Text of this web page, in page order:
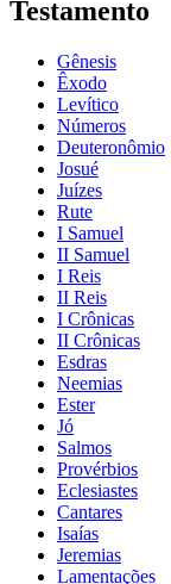
Testamento
Gênesis
Êxodo
Levítico
Números
Deuteronômio
Josué
Juízes
Rute
I Samuel
II Samuel
I Reis
II Reis
I Crônicas
II Crônicas
Esdras
Neemias
Ester
Jó
Salmos
Provérbios
Eclesiastes
Cantares
Isaías
Jeremias
Lamentações